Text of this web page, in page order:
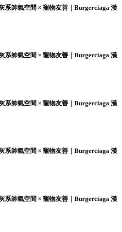
系帥氣空間 × 寵物友善｜Burgerciaga 漢
系帥氣空間 × 寵物友善｜Burgerciaga 漢
系帥氣空間 × 寵物友善｜Burgerciaga 漢
系帥氣空間 × 寵物友善｜Burgerciaga 漢
系帥氣空間 × 寵物友善｜Burgerciaga 漢